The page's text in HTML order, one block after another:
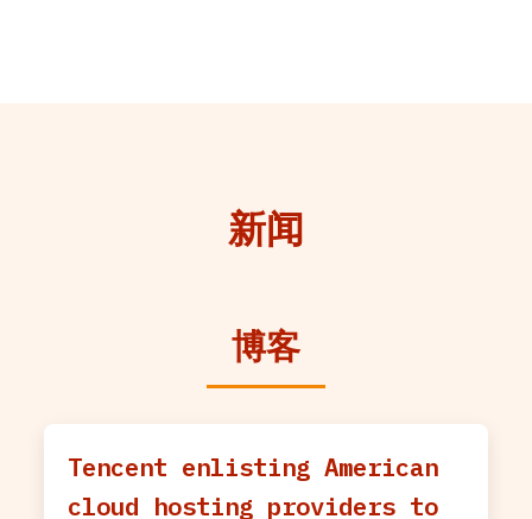
新闻
博客
Tencent enlisting American
cloud hosting providers to